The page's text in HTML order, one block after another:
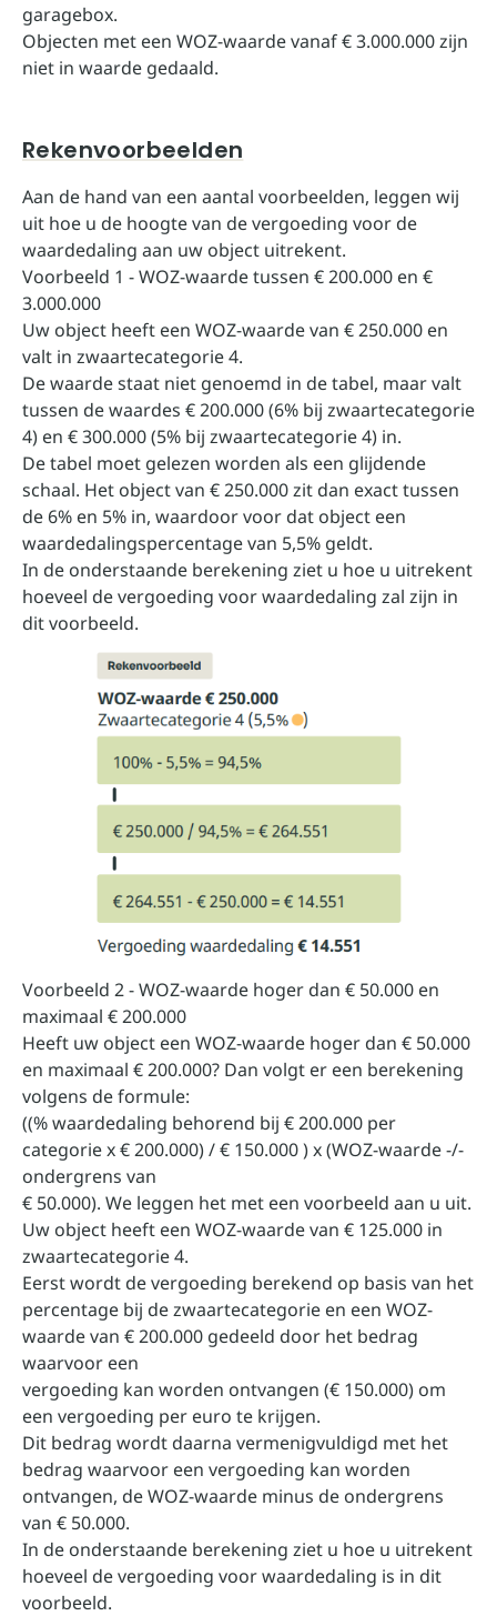
garagebox.
Objecten met een WOZ-waarde vanaf € 3.000.000 zijn
niet in waarde gedaald.
Rekenvoorbeelden
Aan de hand van een aantal voorbeelden, leggen wij
uit hoe u de hoogte van de vergoeding voor de
waardedaling aan uw object uitrekent.
Voorbeeld 1 - WOZ-waarde tussen € 200.000 en €
3.000.000
Uw object heeft een WOZ-waarde van € 250.000 en
valt in zwaartecategorie 4.
De waarde staat niet genoemd in de tabel, maar valt
tussen de waardes € 200.000 (6% bij zwaartecategorie
4) en € 300.000 (5% bij zwaartecategorie 4) in.
De tabel moet gelezen worden als een glijdende
schaal. Het object van € 250.000 zit dan exact tussen
de 6% en 5% in, waardoor voor dat object een
waardedalingspercentage van 5,5% geldt.
In de onderstaande berekening ziet u hoe u uitrekent
hoeveel de vergoeding voor waardedaling zal zijn in
dit voorbeeld.
Voorbeeld 2 - WOZ-waarde hoger dan € 50.000 en
maximaal € 200.000
Heeft uw object een WOZ-waarde hoger dan € 50.000
en maximaal € 200.000? Dan volgt er een berekening
volgens de formule:
((% waardedaling behorend bij € 200.000 per
categorie x € 200.000) / € 150.000 ) x (WOZ-waarde -/-
ondergrens van
€ 50.000). We leggen het met een voorbeeld aan u uit.
Uw object heeft een WOZ-waarde van € 125.000 in
zwaartecategorie 4.
Eerst wordt de vergoeding berekend op basis van het
percentage bij de zwaartecategorie en een WOZ-
waarde van € 200.000 gedeeld door het bedrag
waarvoor een
vergoeding kan worden ontvangen (€ 150.000) om
een vergoeding per euro te krijgen.
Dit bedrag wordt daarna vermenigvuldigd met het
bedrag waarvoor een vergoeding kan worden
ontvangen, de WOZ-waarde minus de ondergrens
van € 50.000.
In de onderstaande berekening ziet u hoe u uitrekent
hoeveel de vergoeding voor waardedaling is in dit
voorbeeld.